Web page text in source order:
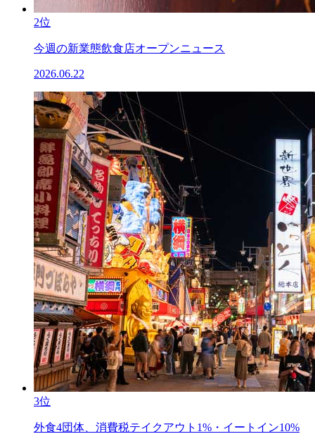
2位
今週の新業態飲食店オープンニュース
2026.06.22
3位
外食4団体、消費税テイクアウト1%・イートイン10%